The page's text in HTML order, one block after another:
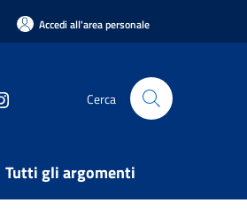
Accedi all'area personale
Cerca
Tutti gli argomenti